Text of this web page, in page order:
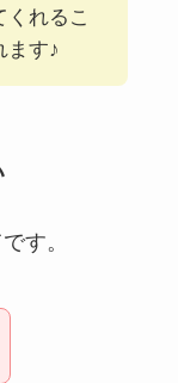
くれるこ
ます♪
す。